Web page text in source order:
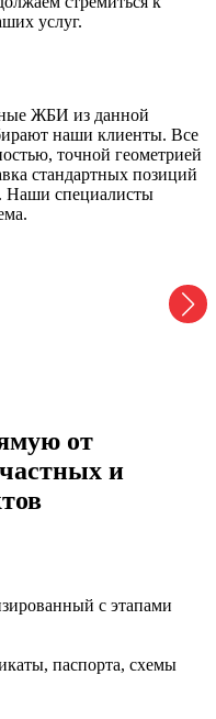
услуг.
ЖБИ из данной
наши клиенты. Все
точной геометрией
стандартных позиций
Наши специалисты
от
и
с этапами
паспорта, схемы